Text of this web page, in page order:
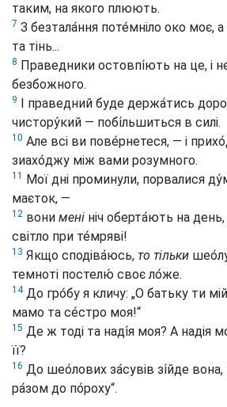
таким, на якого плюють.
7 З безтала́ння поте́мніло око моє,
та тінь...
8 Праведники остовпі́ють на це, і
безбожного.
9
І праведний буде держа́тись
чистору́кий — побі́льшиться в силі.
10 Але всі ви пове́рнетеся, — і
зиахо́джу між вами розумного.
11
Мої дні проминули, порвалися
маєток, —
12 вони мені ніч оберта́ють на
світло при те́мряві!
13 Якщо сподіва́юсь, то тільки
темноті постелю́ своє ло́же.
14До гро́бу я кличу: „О батьку ти
мамо та се́стро моя!“
15 Де ж тоді та наді́я моя? А надія
її?
16 До шео́лових за́сувів зі́йде вона,
ра́зом до по́роху“.